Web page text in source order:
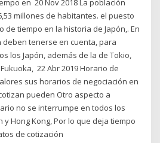
en 20 Nov 2018 La población
millones de habitantes. el puesto
tiempo en la historia de Japón,. En
deben tenerse en cuenta, para
los Japón, además de la de Tokio,
22 Abr 2019 Horario de
sus horarios de negociación en
pueden Otro aspecto a
no se interrumpe en todos los
y Hong Kong, Por lo que deja tiempo
de cotización